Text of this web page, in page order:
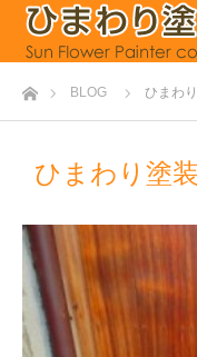
ホームBLOG ひまわ
ひまわり塗